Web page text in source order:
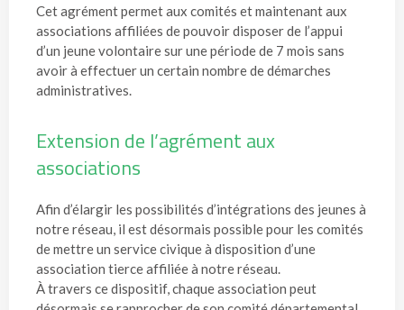
Cet agrément permet aux comités et maintenant aux
associations affiliées de pouvoir disposer de l’appui
d’un jeune volontaire sur une période de 7 mois sans
avoir à effectuer un certain nombre de démarches
administratives.
Extension de l’agrément aux
associations
Afin d’élargir les possibilités d’intégrations des jeunes à
notre réseau, il est désormais possible pour les comités
de mettre un service civique à disposition d’une
association tierce affiliée à notre réseau.
À travers ce dispositif, chaque association peut